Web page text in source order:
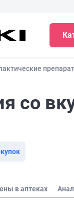
со
в аптеках